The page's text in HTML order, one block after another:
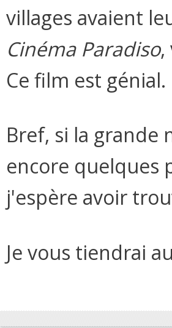
villages avaient
Cinéma Paradiso,
Ce film est génial.
Bref, si la
encore quelques
j'espère avoir
Je vous tiendrai